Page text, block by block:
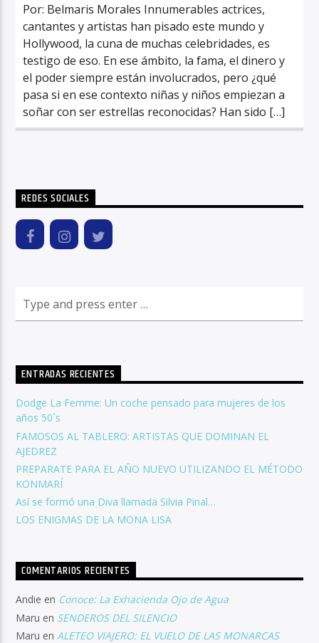
Por: Belmaris Morales Innumerables actrices,
cantantes y artistas han pisado este mundo y
Hollywood, la cuna de muchas celebridades, es
testigo de eso. En ese ámbito, la fama, el dinero y
el poder siempre están involucrados, pero ¿qué
pasa si en ese contexto niñas y niños empiezan a
soñar con ser estrellas reconocidas? Han sido […]
REDES SOCIALES
ENTRADAS RECIENTES
Dodge La Femme: Un coche pensado para mujeres de los
años 50´s
FAMOSOS AL TABLERO: ARTISTAS QUE DOMINAN EL
AJEDREZ
PREPARATE PARA EL AÑO NUEVO UTILIZANDO EL MÉTODO
KONMARÍ
Así se formó una Diva llamada Silvia Pinal…
LOS ENIGMAS DE LA MONA LISA
COMENTARIOS RECIENTES
Andie en Conoce: La Exhacienda Ojo de Agua
Maru en SENDEROS DEL SILENCIO
Maru en ALETEO VIAJERO: EL VUELO DE LAS MONARCAS